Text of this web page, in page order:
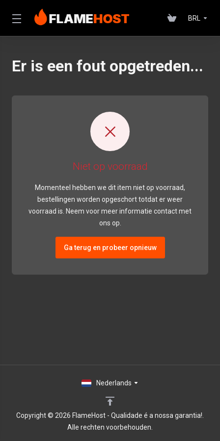
BRL
Er is een fout opgetreden...
Niet op voorraad
Momenteel hebben we dit item niet op voorraad,
bestellingen worden opgeschort totdat er weer
voorraad is. Neem voor meer informatie contact met
ons op.
Ga terug en probeer opnieuw
Copyright © 2026 FlameHost - Qualidade é a nossa garantia!.
Alle rechten voorbehouden.
Nederlands